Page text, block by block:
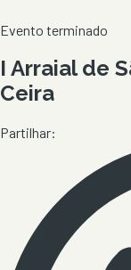
Evento terminado
I Arraial de
Ceira
Partilhar: